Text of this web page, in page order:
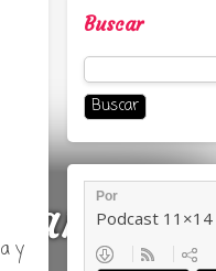
anime y
y
Buscar
Buscar: